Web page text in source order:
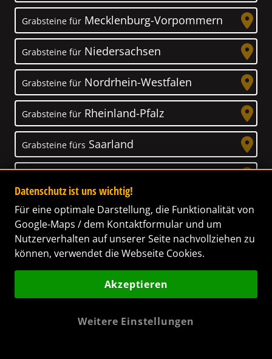
Grabsteine für Mecklenburg-Vorpommern
Grabsteine für Niedersachsen
Grabsteine für Nordrhein-Westfalen
Grabsteine für Rheinland-Pfalz
Grabsteine fürs Saarland
Grabsteine fürSachsen-Anhalt
Grabsteine fürSchleswig-Holstein
Grabsteine fürThüringen
Datenschutz ist uns wichtig!
Für eine optimale Darstellung, die Funktionalität von
Google-Maps / dem Kontaktformular und um
Nutzerverhalten auf unserer Seite nachvollziehen zu
können, verwendet die Webseite Cookies.
Akzeptieren
Weitere Einstellungen